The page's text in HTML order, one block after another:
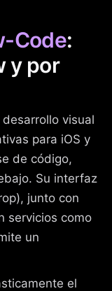
Code:
y por
visual
para iOS y
de código,
Su interfaz
junto con
servicios como
un
el